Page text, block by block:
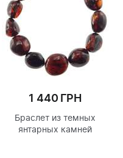
1 440 ГРН
Браслет из темных
янтарных камней